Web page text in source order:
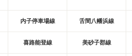
内子停車場線 舌間八幡浜線
喜路能登線 美砂子郡線